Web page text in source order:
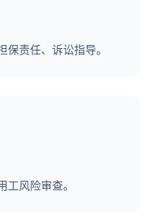
责任、诉讼指导。
风险审查。